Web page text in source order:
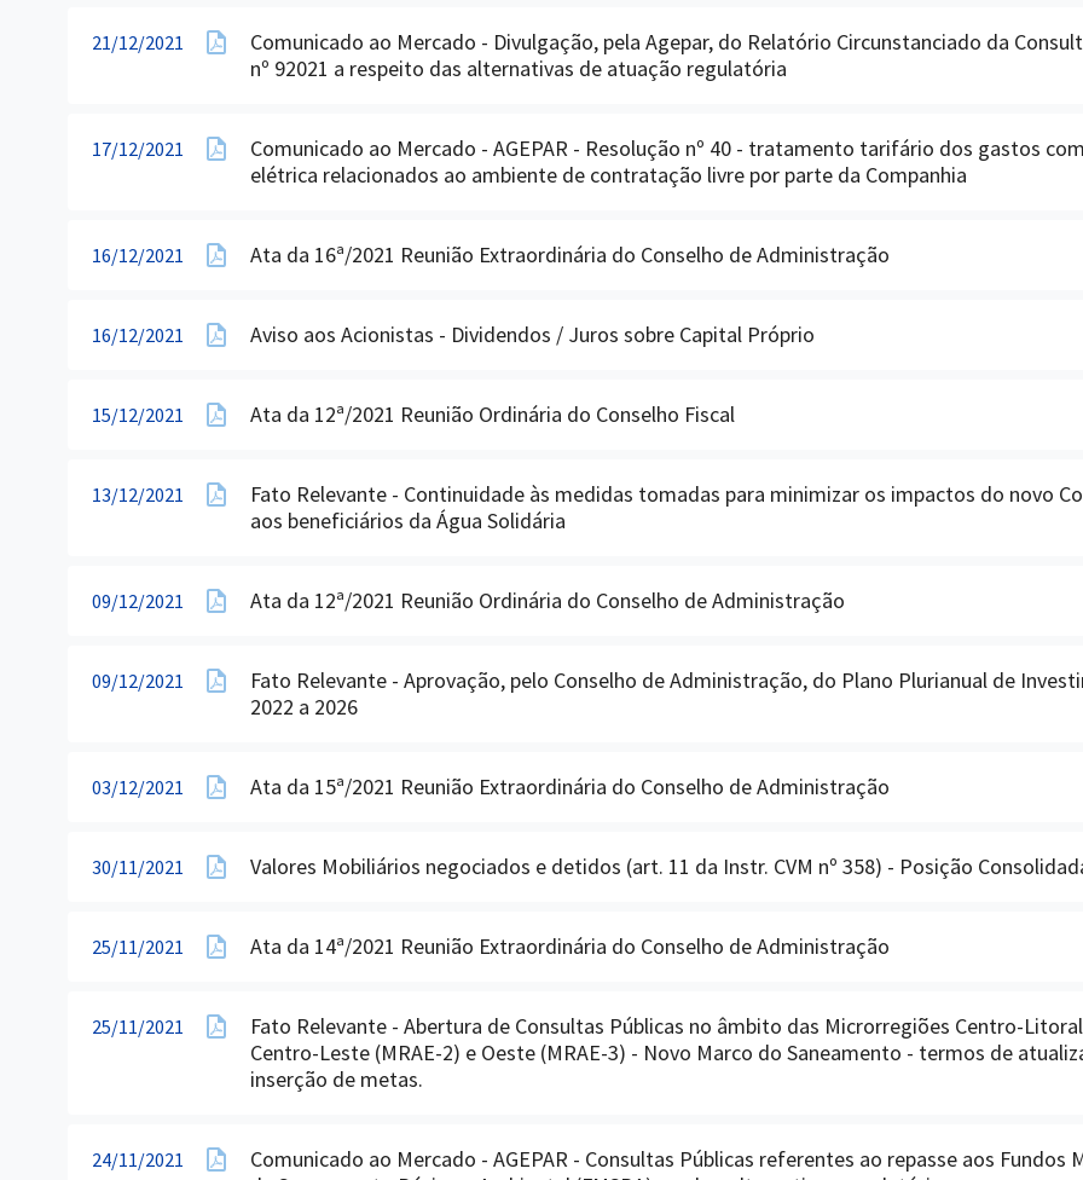
21/12/2021
Comunicado ao Mercado - Divulgação, pela Agepar, do Relatório Circunstanciado da
nº 92021 a respeito das alternativas de atuação regulatória
17/12/2021
Comunicado ao Mercado - AGEPAR - Resolução nº 40 - tratamento tarifário dos gastos
elétrica relacionados ao ambiente de contratação livre por parte da Companhia
16/12/2021 Ata da 16ª/2021 Reunião Extraordinária do Conselho de Administração
16/12/2021 Aviso aos Acionistas - Dividendos / Juros sobre Capital Próprio
15/12/2021 Ata da 12ª/2021 Reunião Ordinária do Conselho Fiscal
13/12/2021
Fato Relevante - Continuidade às medidas tomadas para minimizar os impactos do novo
aos beneficiários da Água Solidária
09/12/2021 Ata da 12ª/2021 Reunião Ordinária do Conselho de Administração
09/12/2021
Fato Relevante - Aprovação, pelo Conselho de Administração, do Plano Plurianual de
2022 a 2026
03/12/2021 Ata da 15ª/2021 Reunião Extraordinária do Conselho de Administração
30/11/2021 Valores Mobiliários negociados e detidos (art. 11 da Instr. CVM nº 358) - Posição
25/11/2021 Ata da 14ª/2021 Reunião Extraordinária do Conselho de Administração
25/11/2021
Fato Relevante - Abertura de Consultas Públicas no âmbito das Microrregiões Centro-
Centro-Leste (MRAE-2) e Oeste (MRAE-3) - Novo Marco do Saneamento - termos de
inserção de metas.
24/11/2021
Comunicado ao Mercado - AGEPAR - Consultas Públicas referentes ao repasse aos Fundos